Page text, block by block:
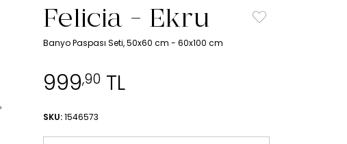
Felicia - Ekru
Banyo Paspası Seti, 50x60 cm - 60x100 cm
999,90TL
SKU: 1546573